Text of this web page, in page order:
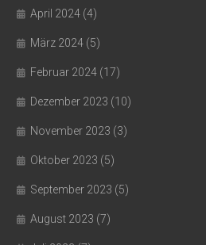
April 2024 (4)
März 2024 (5)
Februar 2024 (17)
Dezember 2023 (10)
November 2023 (3)
Oktober 2023 (5)
September 2023 (5)
August 2023 (7)